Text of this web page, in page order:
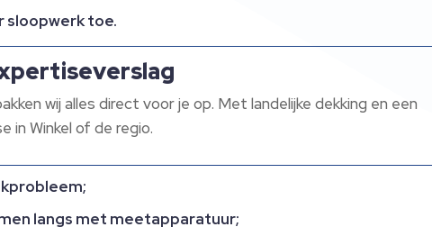
sloopwerk toe.
wij alles direct voor je op. Met landelijke dekking en een
in Winkel of de regio.
langs met meetapparatuur;